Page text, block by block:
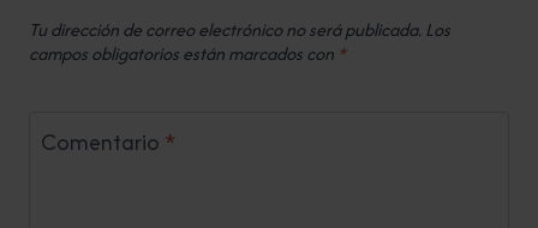
Tu dirección de correo electrónico no será publicada. Los
campos obligatorios están marcados con *
Comentario *